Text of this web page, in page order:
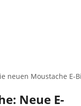
neuen Moustache E-
Neue E-